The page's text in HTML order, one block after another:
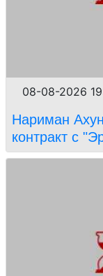
08-08-2026
Нариман
контракт с